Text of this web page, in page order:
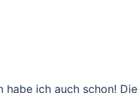
habe ich auch schon! Die